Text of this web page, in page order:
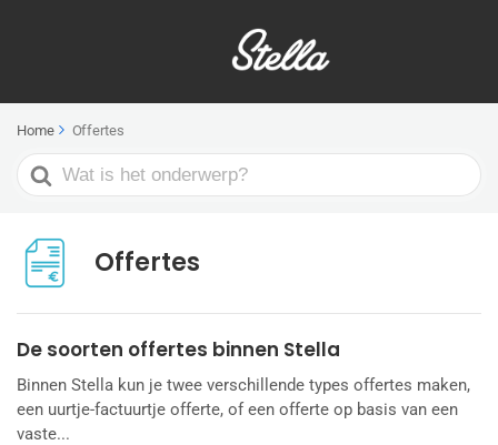
Home Offertes
Search
For
Offertes
De soorten offertes binnen Stella
Binnen Stella kun je twee verschillende types offertes maken,
een uurtje-factuurtje offerte, of een offerte op basis van een
vaste...